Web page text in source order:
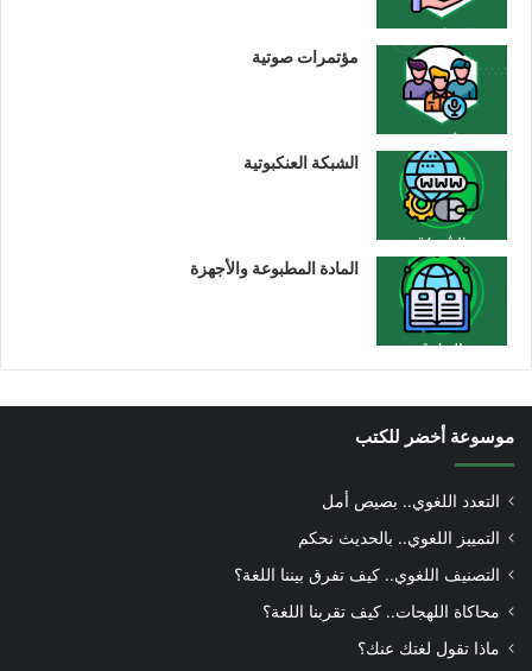
مؤتمرات صوتية
الشبكة العنكبوتية
المادة المطبوعة والأجهزة
موسوعة أخضر للكتب
التعدد اللغوي.. بصيص أمل
التمييز اللغوي.. بالحديث نحكم
التصنيف اللغوي.. كيف تفرق بيننا اللغة؟
محاكاة اللهجات.. كيف تقربنا اللغة؟
ماذا تقول لغتك عنك؟